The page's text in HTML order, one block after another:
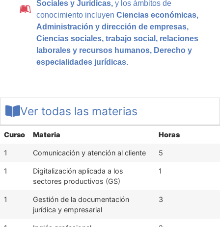
Sociales y Jurídicas, y los ámbitos de
conocimiento incluyen Ciencias económicas,
Administración y dirección de empresas,
Ciencias sociales, trabajo social, relaciones
laborales y recursos humanos, Derecho y
especialidades jurídicas.
Ver todas las materias
Curso Materia Horas
1 Comunicación y atención al cliente 5
1
Digitalización aplicada a los
sectores productivos (GS)
1
1
Gestión de la documentación
jurídica y empresarial
3